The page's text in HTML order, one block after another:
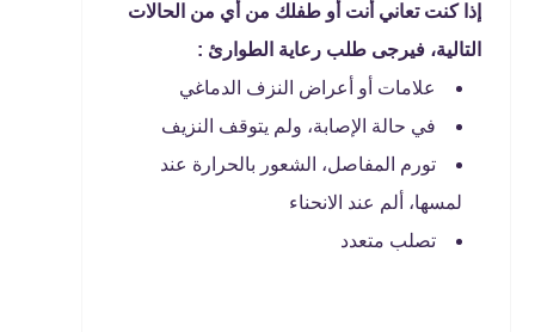
إذا كنت تعاني أنت أو طفلك من أي من الحالات
التالية، فيرجى طلب رعاية الطوارئ :
علامات أو أعراض النزف الدماغي
في حالة الإصابة، ولم يتوقف النزيف
تورم المفاصل، الشعور بالحرارة عند
لمسها، ألم عند الانحناء
تصلب متعدد